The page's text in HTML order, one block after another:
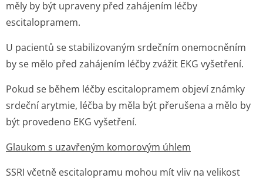
měly by být upraveny před zahájením léčby
escitalopramem.
U pacientů se stabilizovaným srdečním onemocněním
by se mělo před zahájením léčby zvážit EKG vyšetření.
Pokud se během léčby escitalopramem objeví známky
srdeční arytmie, léčba by měla být přerušena a mělo by
být provedeno EKG vyšetření.
Glaukom s uzavřeným komorovým úhlem
SSRI včetně escitalopramu mohou mít vliv na velikost